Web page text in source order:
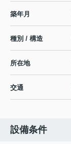
築年月
種別 / 構造
所在地
交通
設備条件